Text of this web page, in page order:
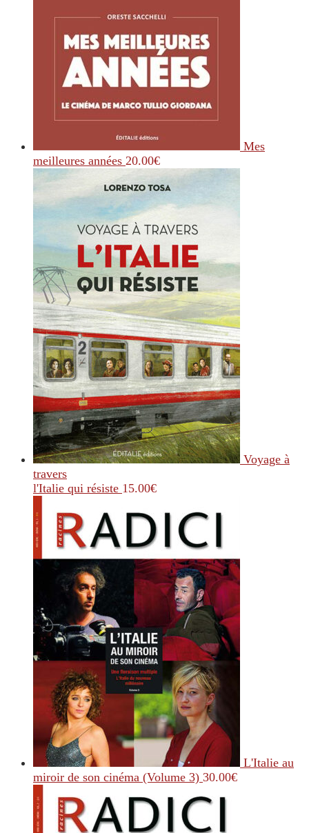
Mes
meilleures années 20.00€
Voyage à
travers
l'Italie qui résiste 15.00€
L'Italie au
miroir de son cinéma (Volume 3) 30.00€